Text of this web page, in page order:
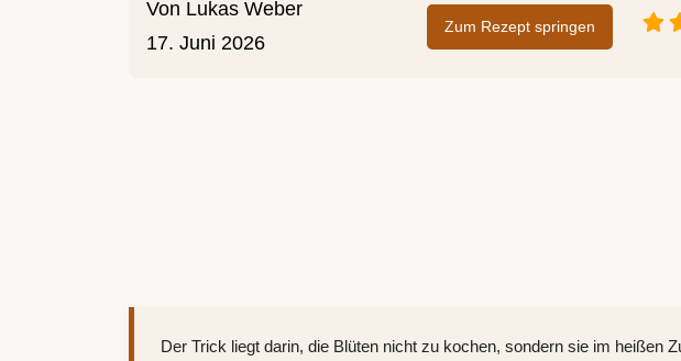
Von Lukas Weber
17. Juni 2026
Zum Rezept springen
Der Trick liegt darin, die Blüten nicht zu kochen, sondern sie im heißen